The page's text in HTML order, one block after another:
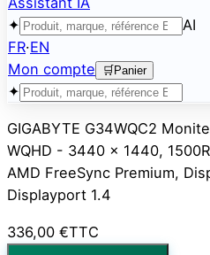
✦
AI
FR·EN
Mon compte
🛒 Panier
✦
GIGABYTE G34WQC2
WQHD - 3440 x 1440,
AMD FreeSync Premium,
Displayport 1.4
336,00 €TTC